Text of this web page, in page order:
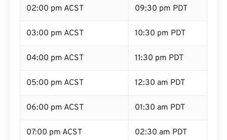
02:00 pm ACST 09:30 pm PDT
03:00 pm ACST 10:30 pm PDT
04:00 pm ACST 11:30 pm PDT
05:00 pm ACST 12:30 am PDT
06:00 pm ACST 01:30 am PDT
07:00 pm ACST 02:30 am PDT